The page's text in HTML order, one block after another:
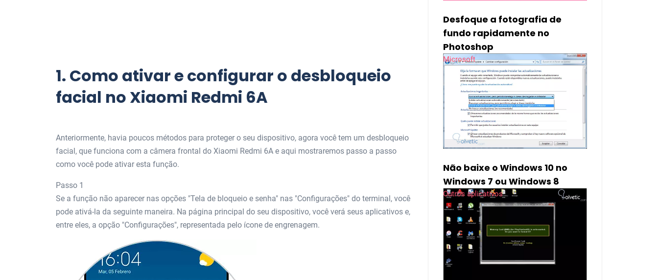
1. Como ativar e configurar o desbloqueio
facial no Xiaomi Redmi 6A
Anteriormente, havia poucos métodos para proteger o seu dispositivo, agora você tem um desbloqueio
facial, que funciona com a câmera frontal do Xiaomi Redmi 6A e aqui mostraremos passo a passo
como você pode ativar esta função.
Passo 1
Se a função não aparecer nas opções "Tela de bloqueio e senha" nas "Configurações" do terminal, você
pode ativá-la da seguinte maneira. Na página principal do seu dispositivo, você verá seus aplicativos e,
entre eles, a opção "Configurações", representada pelo ícone de engrenagem.
Desfoque a fotografia de
fundo rapidamente no
Photoshop
Microsoft
Não baixe o Windows 10 no
Windows 7 ou Windows 8
Outros aplicativos